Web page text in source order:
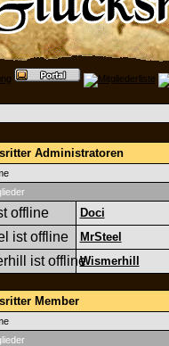
Administratoren
Doci
MrSteel
Wismerhill
Member